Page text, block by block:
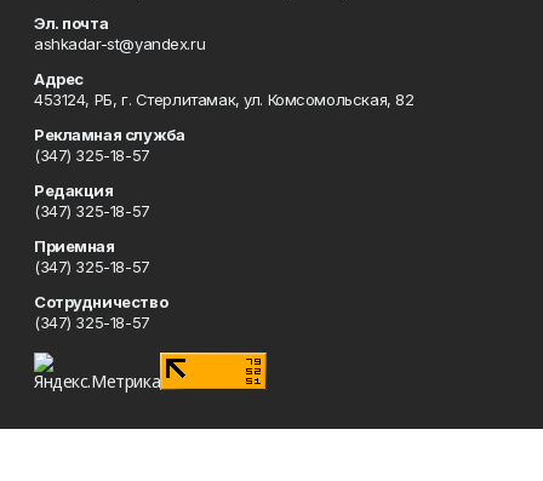
Эл. почта
ashkadar-st@yandex.ru
Адрес
453124, РБ, г. Стерлитамак, ул. Комсомольская, 82
Рекламная служба
(347) 325-18-57
Редакция
(347) 325-18-57
Приемная
(347) 325-18-57
Сотрудничество
(347) 325-18-57